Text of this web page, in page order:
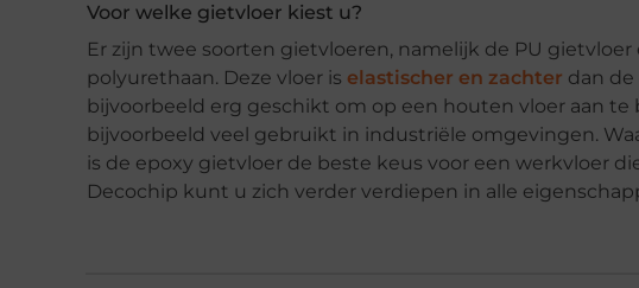
Voor welke gietvloer kiest u?
Er zijn twee soorten gietvloeren, namelijk de PU
polyurethaan. Deze vloer is elastischer en zachter dan de
bijvoorbeeld erg geschikt om op een houten vloer aan
bijvoorbeeld veel gebruikt in industriële omgevingen.
is de epoxy gietvloer de beste keus voor een werkvloer
Decochip kunt u zich verder verdiepen in alle